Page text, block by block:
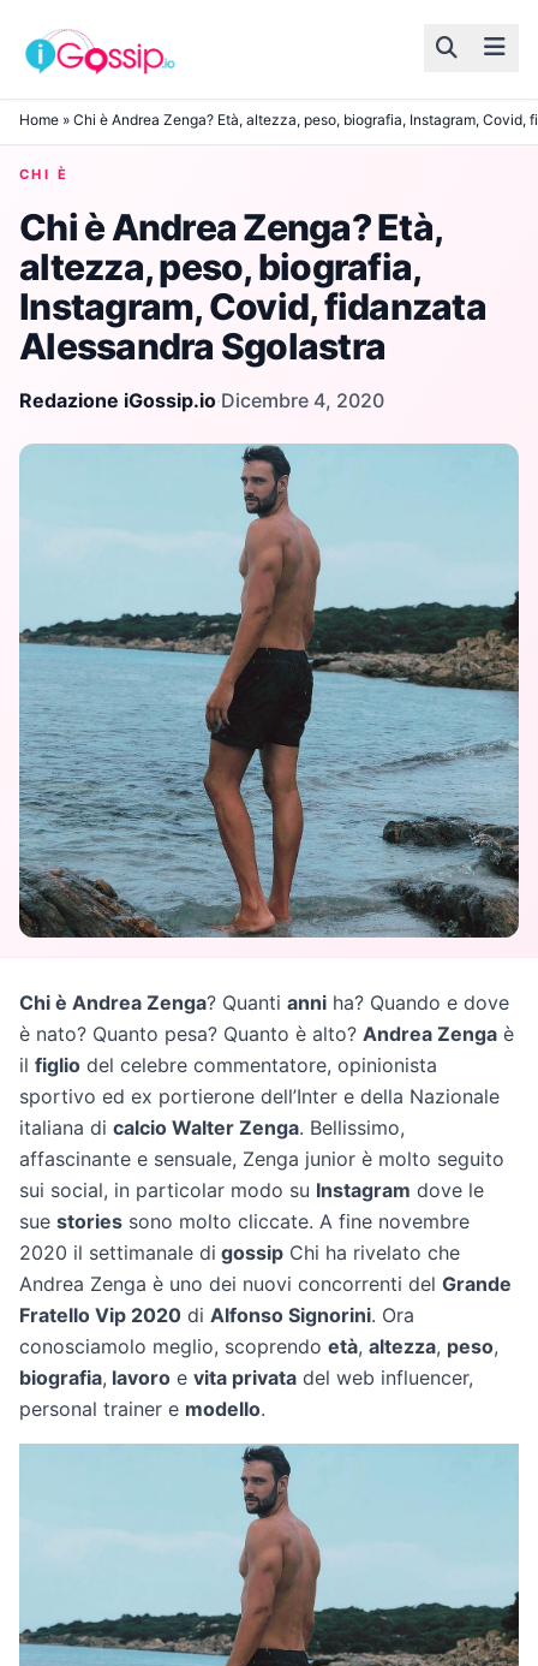
Skip to content
Home » Chi è Andrea Zenga? Età, altezza, peso, biografia, Instagram, Covid,
CHI È
Chi è Andrea Zenga? Età,
altezza, peso, biografia,
Instagram, Covid, fidanzata
Alessandra Sgolastra
Redazione iGossip.io·Dicembre 4, 2020
Chi è Andrea Zenga? Quanti anni ha? Quando e dove
è nato? Quanto pesa? Quanto è alto? Andrea Zenga è
il figlio del celebre commentatore, opinionista
sportivo ed ex portierone dell’Inter e della Nazionale
italiana di calcio Walter Zenga. Bellissimo,
affascinante e sensuale, Zenga junior è molto seguito
sui social, in particolar modo su Instagram dove le
sue stories sono molto cliccate. A fine novembre
2020 il settimanale di gossip Chi ha rivelato che
Andrea Zenga è uno dei nuovi concorrenti del Grande
Fratello Vip 2020 di Alfonso Signorini. Ora
conosciamolo meglio, scoprendo età, altezza, peso,
biografia, lavoro e vita privata del web influencer,
personal trainer e modello.